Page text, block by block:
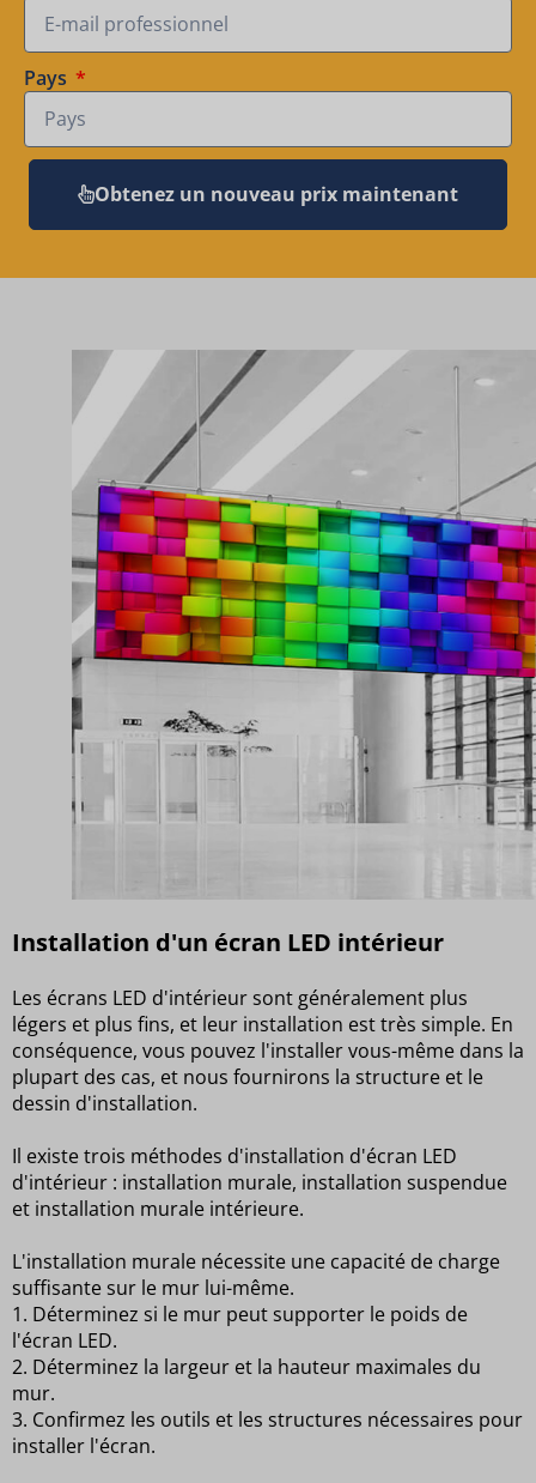
Pays
Obtenez un nouveau prix maintenant
Installation d'un écran LED intérieur
Les écrans LED d'intérieur sont généralement plus
légers et plus fins, et leur installation est très simple. En
conséquence, vous pouvez l'installer vous-même dans la
plupart des cas, et nous fournirons la structure et le
dessin d'installation.
Il existe trois méthodes d'installation d'écran LED
d'intérieur : installation murale, installation suspendue
et installation murale intérieure.
L'installation murale nécessite une capacité de charge
suffisante sur le mur lui-même.
1. Déterminez si le mur peut supporter le poids de
l'écran LED.
2. Déterminez la largeur et la hauteur maximales du
mur.
3. Confirmez les outils et les structures nécessaires pour
installer l'écran.